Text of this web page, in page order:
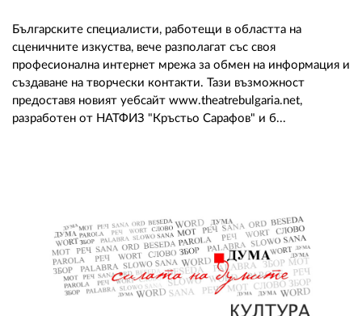
Българските специалисти, работещи в областта на
сценичните изкуства, вече разполагат със своя
професионална интернет мрежа за обмен на информация и
създаване на творчески контакти. Тази възможност
предоставя новият уебсайт www.theatrebulgaria.net,
разработен от НАТФИЗ "Кръстьо Сарафов" и б...